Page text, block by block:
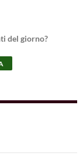
del giorno?